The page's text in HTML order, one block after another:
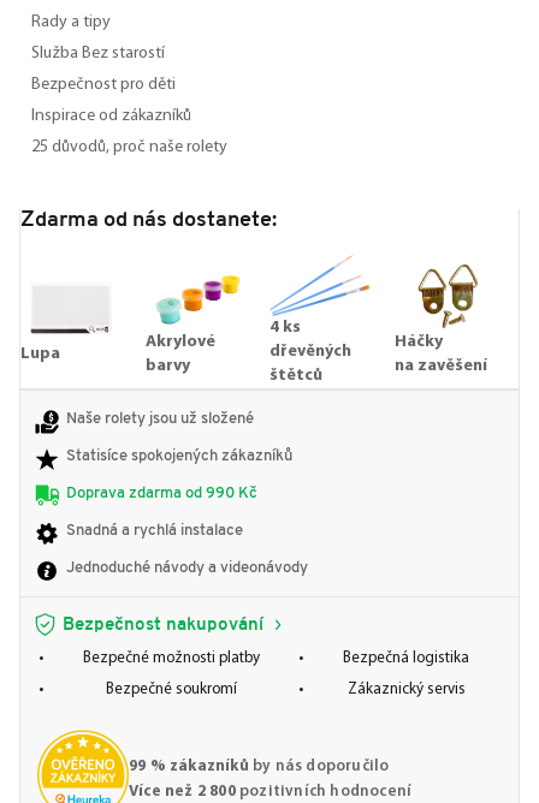
Rady a tipy
Služba Bez starostí
Bezpečnost pro děti
Inspirace od zákazníků
25 důvodů, proč naše rolety
Zdarma od nás dostanete:
Lupa
Akrylové
barvy
4 ks
dřevěných
štětců
Háčky
na zavěšení
Naše rolety jsou už složené
Statisíce spokojených zákazníků
Doprava zdarma od 990 Kč
Snadná a rychlá instalace
Jednoduché návody a videonávody
Bezpečnost nakupování
Bezpečné možnosti platby
Bezpečná logistika
Bezpečné soukromí
Zákaznický servis
99 % zákazníků by nás doporučilo
Více než 2 800pozitivních hodnocení